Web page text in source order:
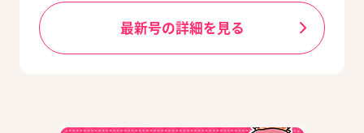
最新号の詳細を見る